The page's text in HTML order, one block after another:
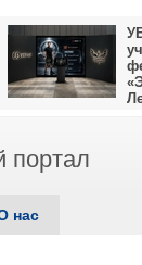
портал
нас